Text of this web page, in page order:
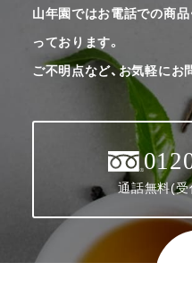
山年園ではお電話での商
っております。
ご不明点など、お気軽にお
通話無料(